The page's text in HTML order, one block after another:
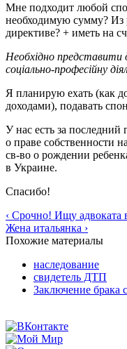
Мне подходит любой
необходимую сумму? Из
директиве? + иметь на
Необхідно
соціально-професійну
Я планирую ехать (как
доходами), подавать
У нас есть за последний
о праве собственности
св-во о рождении
в Украине.
Спасибо!
‹ Срочно! Ищу адвоката
Жена итальянка ›
Похожие материалы
наследование
свидетель ДТП
Заключение брака